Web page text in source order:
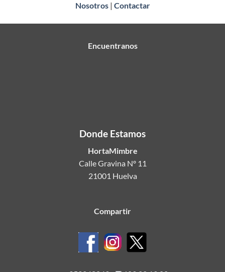
Nosotros| Contactar
Encuentranos
Donde Estamos
HortaMimbre
Calle Gravina Nº 11
21001 Huelva
Compartir